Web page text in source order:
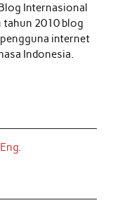
Internasional
tahun 2010 blog
internet
Indonesia.